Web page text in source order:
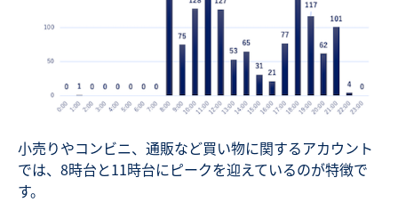
小売りやコンビニ、通販など買い物に関するアカウント
では、8時台と11時台にピークを迎えているのが特徴で
す。